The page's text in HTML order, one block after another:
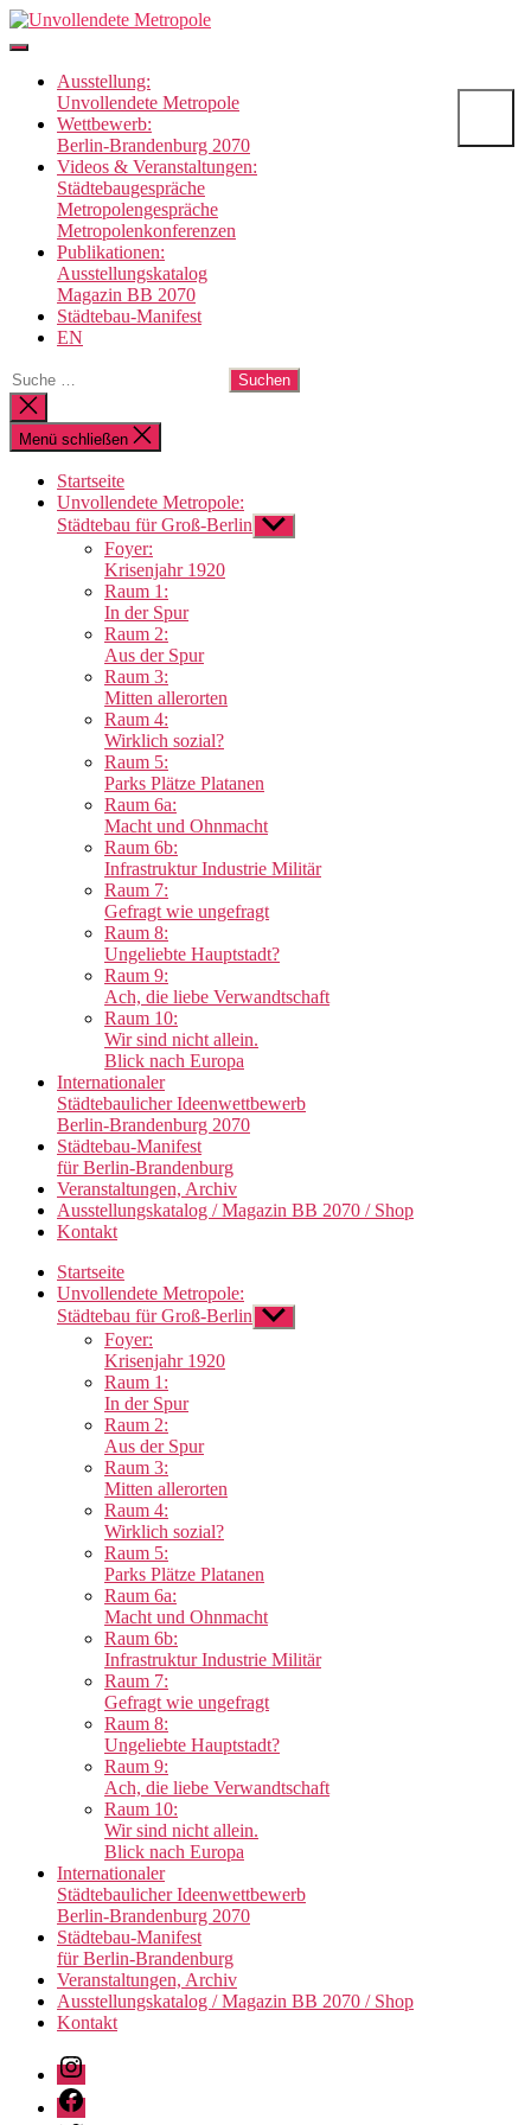
Direkt
zum
wechseln
Unvollendete
Ausstellung:
Unvollendete Metropole
Wettbewerb:
Berlin-Brandenburg 2070
Videos & Veranstaltungen:
Städtebaugespräche
Metropolengespräche
Metropolenkonferenzen
Publikationen:
Ausstellungskatalog
Magazin BB 2070
Städtebau-Manifest
EN
Suche
nach:
Suche
schließen
Menü schließen
Startseite
Unvollendete Metropole:
Städtebau für Groß-Berlin Untermenü
anzeigen
Foyer:
Krisenjahr 1920
Raum 1:
In der Spur
Raum 2:
Aus der Spur
Raum 3:
Mitten allerorten
Raum 4:
Wirklich sozial?
Raum 5:
Parks Plätze Platanen
Raum 6a:
Macht und Ohnmacht
Raum 6b:
Infrastruktur Industrie Militär
Raum 7:
Gefragt wie ungefragt
Raum 8:
Ungeliebte Hauptstadt?
Raum 9:
Ach, die liebe Verwandtschaft
Raum 10:
Wir sind nicht allein.
Blick nach Europa
Internationaler
Städtebaulicher Ideenwettbewerb
Berlin-Brandenburg 2070
Städtebau-Manifest
für Berlin-Brandenburg
Veranstaltungen, Archiv
Ausstellungskatalog / Magazin BB 2070 / Shop
Kontakt
Startseite
Unvollendete Metropole:
Städtebau für Groß-Berlin Untermenü
anzeigen
Foyer:
Krisenjahr 1920
Raum 1:
In der Spur
Raum 2:
Aus der Spur
Raum 3:
Mitten allerorten
Raum 4:
Wirklich sozial?
Raum 5:
Parks Plätze Platanen
Raum 6a:
Macht und Ohnmacht
Raum 6b:
Infrastruktur Industrie Militär
Raum 7:
Gefragt wie ungefragt
Raum 8:
Ungeliebte Hauptstadt?
Raum 9:
Ach, die liebe Verwandtschaft
Raum 10:
Wir sind nicht allein.
Blick nach Europa
Internationaler
Städtebaulicher Ideenwettbewerb
Berlin-Brandenburg 2070
Städtebau-Manifest
für Berlin-Brandenburg
Veranstaltungen, Archiv
Ausstellungskatalog / Magazin BB 2070 / Shop
Kontakt
Instagram
Facebook